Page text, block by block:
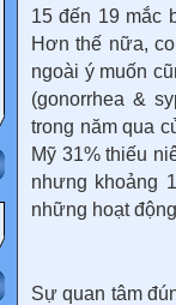
15 đến 19 mắc
Hơn thế nữa,
ngoài ý muốn
(gonorrhea &
trong năm qua
Mỹ 31% thiếu
nhưng khoảng
những hoạt
Sự quan tâm